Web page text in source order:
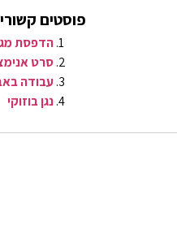
פוסטים
הדפסת
סרט
עבודה
​נגן בוזוקי